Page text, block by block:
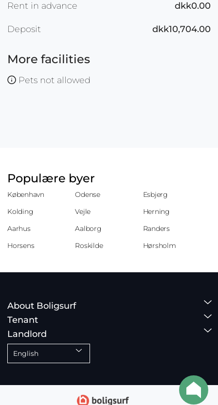
Rent in advance dkk0.00
Deposit dkk10,704.00
More facilities
Pets not allowed
Populære byer
København Odense
Esbjerg
Kolding
Vejle
Herning
Aarhus
Aalborg
Randers
Horsens
Roskilde Hørsholm
About Boligsurf
Tenant
Landlord